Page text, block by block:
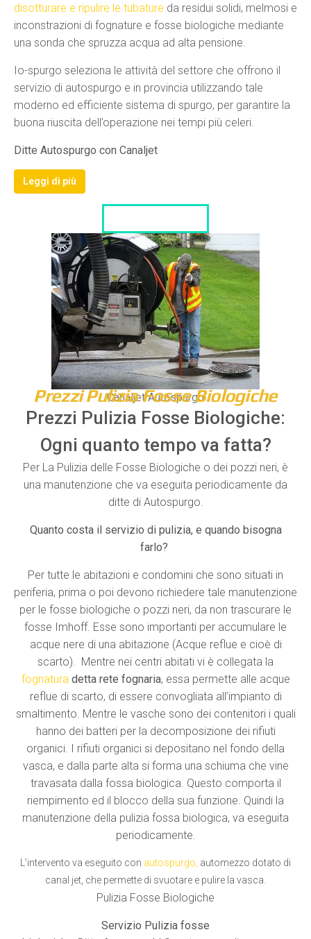
disotturare e ripulire le tubature da residui solidi, melmosi e
inconstrazioni di fognature e fosse biologiche mediante
una sonda che spruzza acqua ad alta pensione.
Io-spurgo seleziona le attività del settore che offrono il
servizio di autospurgo e in provincia utilizzando tale
moderno ed efficiente sistema di spurgo, per garantire la
buona riuscita dell’operazione nei tempi più celeri.
Ditte Autospurgo con Canaljet
Leggi di più
Canaljet Autospurgo
Prezzi Pulizia Fosse Biologiche
Prezzi Pulizia Fosse Biologiche:
Ogni quanto tempo va fatta?
Per La Pulizia delle Fosse Biologiche o dei pozzi neri, è
una manutenzione che va eseguita periodicamente da
ditte di Autospurgo.
Quanto costa il servizio di pulizia, e quando bisogna
farlo?
Per tutte le abitazioni e condomini che sono situati in
periferia, prima o poi devono richiedere tale manutenzione
per le fosse biologiche o pozzi neri, da non trascurare le
fosse Imhoff. Esse sono importanti per accumulare le
acque nere di una abitazione (Acque reflue e cioè di
scarto). Mentre nei centri abitati vi è collegata la
fognatura detta rete fognaria, essa permette alle acque
reflue di scarto, di essere convogliata all’impianto di
smaltimento. Mentre le vasche sono dei contenitori i quali
hanno dei batteri per la decomposizione dei rifiuti
organici. I rifiuti organici si depositano nel fondo della
vasca, e dalla parte alta si forma una schiuma che vine
travasata dalla fossa biologica. Questo comporta il
riempimento ed il blocco della sua funzione. Quindi la
manutenzione della pulizia fossa biologica, va eseguita
periodicamente.
L’intervento va eseguito con autospurgo automezzo dotato di
canal jet, che permette di svuotare e pulire la vasca.
Pulizia Fosse Biologiche
Servizio Pulizia fosse